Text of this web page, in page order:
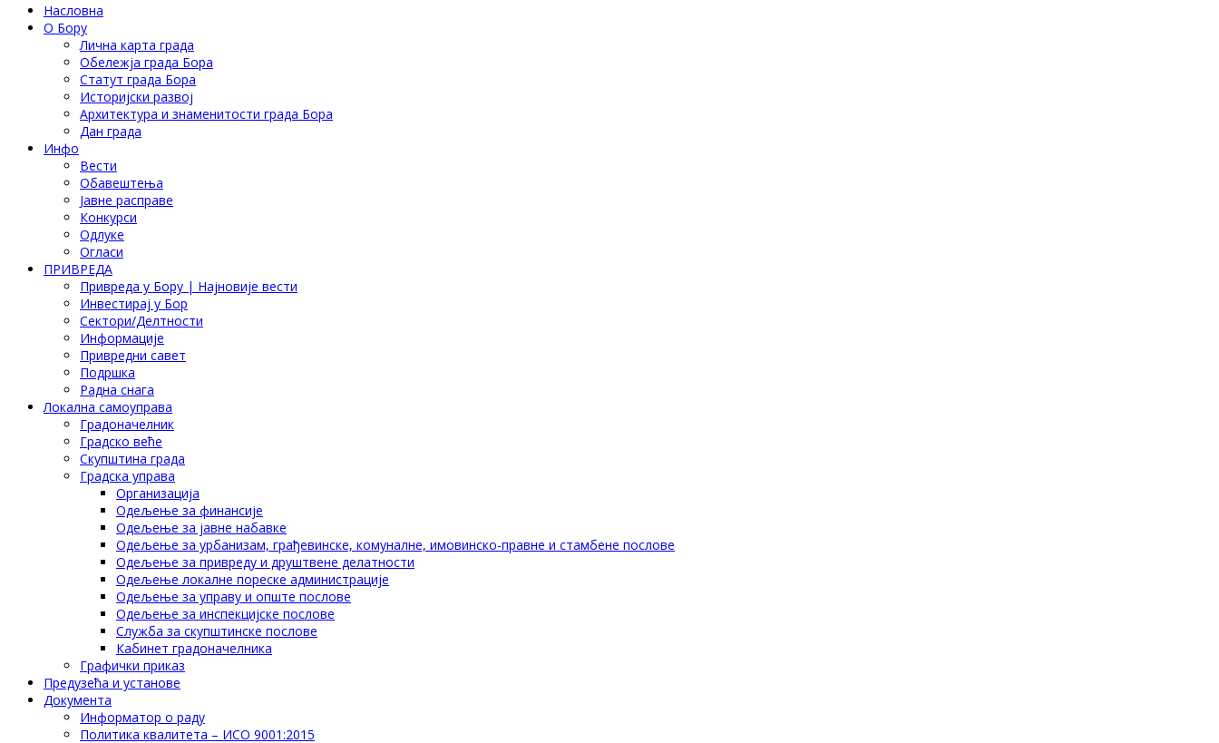
Насловна
О Бору
Лична карта града
Обележја града Бора
Статут града Бора
Историјски развој
Архитектура и знаменитости града Бора
Дан града
Инфо
Вести
Обавештења
Јавне расправе
Конкурси
Одлуке
Огласи
ПРИВРЕДА
Привреда у Бору | Најновије вести
Инвестирај у Бор
Сектори/Делтности
Информације
Привредни савет
Подршка
Радна снага
Локална самоуправа
Градоначелник
Градско веће
Скупштина града
Градска управа
Организација
Одељење за финансије
Одељење за јавне набавке
Одељење за урбанизам, грађевинске, комуналне, имовинско-правне и стамбене послове
Одељење за привреду и друштвене делатности
Одељење локалне пореске администрације
Одељење за управу и опште послове
Одељење за инспекцијске послове
Служба за скупштинске послове
Кабинет градоначелника
Графички приказ
Предузећа и установе
Документа
Информатор о раду
Политика квалитета – ИСО 9001:2015